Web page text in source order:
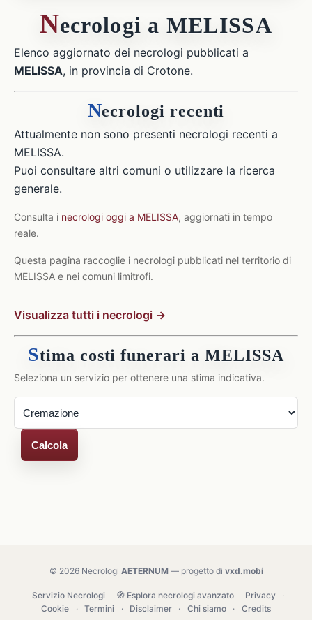
Necrologi a MELISSA
Elenco aggiornato dei necrologi pubblicati a
MELISSA, in provincia di Crotone.
Necrologi recenti
Attualmente non sono presenti necrologi recenti a
MELISSA.
Puoi consultare altri comuni o utilizzare la ricerca
generale.
Consulta i necrologi oggi a MELISSA, aggiornati in tempo
reale.
Questa pagina raccoglie i necrologi pubblicati nel territorio di
MELISSA e nei comuni limitrofi.
Visualizza tutti i necrologi →
Stima costi funerari a MELISSA
Seleziona un servizio per ottenere una stima indicativa.
Calcola
© 2026 Necrologi AETERNUM— progetto di vxd.mobi
Servizio Necrologi 🧭 Esplora necrologi avanzato Privacy
·
Cookie
· Termini · Disclaimer · Chi siamo · Credits